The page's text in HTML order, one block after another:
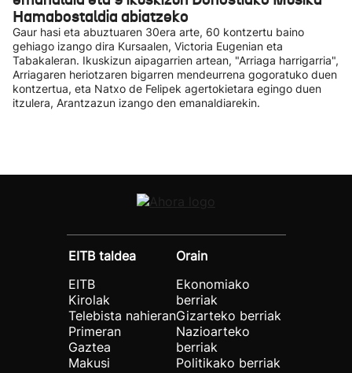
Hamabostaldia abiatzeko
Gaur hasi eta abuztuaren 30era arte, 60 kontzertu baino
gehiago izango dira Kursaalen, Victoria Eugenian eta
Tabakaleran. Ikuskizun aipagarrien artean, "Arriaga harrigarria",
Arriagaren heriotzaren bigarren mendeurrena gogoratuko duen
kontzertua, eta Natxo de Felipek agertokietara egingo duen
itzulera, Arantzazun izango den emanaldiarekin.
EITB taldea
EITB
Kirolak
Telebista nahieran
Primeran
Gaztea
Makusi
Orain
Ekonomiako
berriak
Gizarteko berriak
Nazioarteko
berriak
Politikako berriak